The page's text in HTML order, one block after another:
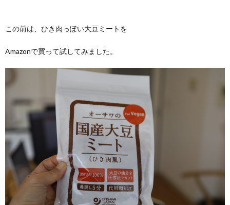
この前は、ひき肉っぽい大豆ミートを
Amazonで買って試してみました。